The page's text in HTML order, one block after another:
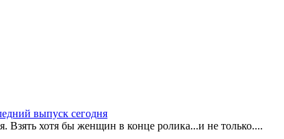
выпуск сегодня
Взять хотя бы женщин в конце ролика...и не только....